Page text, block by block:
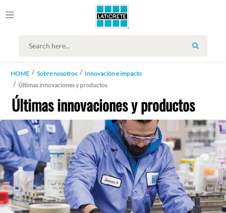
SEARCH
HOME Sobre nosotros
Innovación e impacto
Últimas innovaciones y productos
Últimas innovaciones y productos